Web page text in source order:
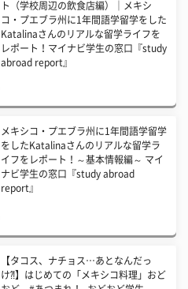
ト（学校周辺の飲食店編）｜メキシ
コ・プエブラ州に1年間語学留学をした
Katalinaさんのリアルな留学ライフを
レポート！マイナビ学生の窓口『study
abroad report』
メキシコ・プエブラ州に1年間語学留学
をしたKatalinaさんのリアルな留学ラ
イフをレポート！～基本情報編～ マイ
ナビ学生の窓口『study abroad
report』
【タコス、ナチョス…あとなんだっ
け⁈】はじめての「メキシコ料理」おど